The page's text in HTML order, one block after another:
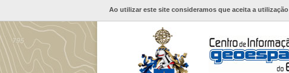
Ao utilizar este site consideramos que aceita a